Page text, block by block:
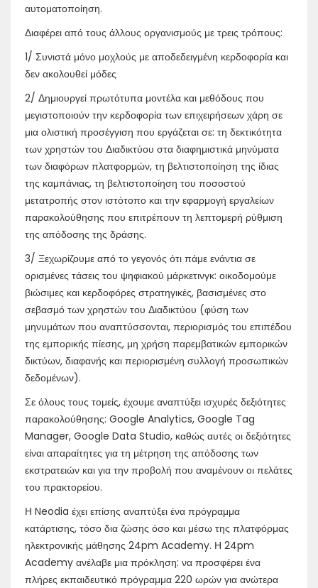
αυτοματοποίηση.
Διαφέρει από τους άλλους οργανισμούς με τρεις τρόπους:
1/ Συνιστά μόνο μοχλούς με αποδεδειγμένη κερδοφορία και
δεν ακολουθεί μόδες
2/ Δημιουργεί πρωτότυπα μοντέλα και μεθόδους που
μεγιστοποιούν την κερδοφορία των επιχειρήσεων χάρη σε
μια ολιστική προσέγγιση που εργάζεται σε: τη δεκτικότητα
των χρηστών του Διαδικτύου στα διαφημιστικά μηνύματα
των διαφόρων πλατφορμών, τη βελτιστοποίηση της ίδιας
της καμπάνιας, τη βελτιστοποίηση του ποσοστού
μετατροπής στον ιστότοπο και την εφαρμογή εργαλείων
παρακολούθησης που επιτρέπουν τη λεπτομερή ρύθμιση
της απόδοσης της δράσης.
3/ Ξεχωρίζουμε από το γεγονός ότι πάμε ενάντια σε
ορισμένες τάσεις του ψηφιακού μάρκετινγκ: οικοδομούμε
βιώσιμες και κερδοφόρες στρατηγικές, βασισμένες στο
σεβασμό των χρηστών του Διαδικτύου (φύση των
μηνυμάτων που αναπτύσσονται, περιορισμός του επιπέδου
της εμπορικής πίεσης, μη χρήση παρεμβατικών εμπορικών
δικτύων, διαφανής και περιορισμένη συλλογή προσωπικών
δεδομένων).
Σε όλους τους τομείς, έχουμε αναπτύξει ισχυρές δεξιότητες
παρακολούθησης: Google Analytics, Google Tag
Manager, Google Data Studio, καθώς αυτές οι δεξιότητες
είναι απαραίτητες για τη μέτρηση της απόδοσης των
εκστρατειών και για την προβολή που αναμένουν οι πελάτες
του πρακτορείου.
Η Neodia έχει επίσης αναπτύξει ένα πρόγραμμα
κατάρτισης, τόσο δια ζώσης όσο και μέσω της πλατφόρμας
ηλεκτρονικής μάθησης 24pm Academy. Η 24pm
Academy ανέλαβε μια πρόκληση: να προσφέρει ένα
πλήρες εκπαιδευτικό πρόγραμμα 220 ωρών για ανώτερα